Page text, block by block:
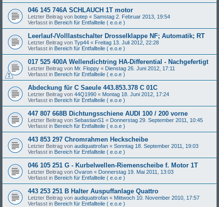
046 145 746A SCHLAUCH 1T motor
Letzter Beitrag von botep « Samstag 2. Februar 2013, 19:54
Verfasst in Bereich für Entfallteile ( e.o.e )
Leerlauf-/Volllastschalter Drosselklappe NF; Automatik; RT
Letzter Beitrag von Typ44 « Freitag 13. Juli 2012, 22:28
Verfasst in Bereich für Entfallteile ( e.o.e )
017 525 400A Wellendichtring HA-Differential - Nachgefertigt
Letzter Beitrag von Mr. Floppy « Dienstag 26. Juni 2012, 17:11
Verfasst in Bereich für Entfallteile ( e.o.e )
Abdeckung für C Saeule 443.853.378 C 01C
Letzter Beitrag von 44Q1990 « Montag 18. Juni 2012, 17:24
Verfasst in Bereich für Entfallteile ( e.o.e )
447 807 668B Dichtungsschiene AUDI 100 / 200 vorne
Letzter Beitrag von SebastianS1 « Donnerstag 29. September 2011, 10:45
Verfasst in Bereich für Entfallteile ( e.o.e )
443 853 297 Chromrahmen Heckscheibe
Letzter Beitrag von audiquattrofan « Sonntag 18. September 2011, 19:03
Verfasst in Bereich für Entfallteile ( e.o.e )
046 105 251 G - Kurbelwellen-Riemenscheibe f. Motor 1T
Letzter Beitrag von Ovaron « Donnerstag 19. Mai 2011, 13:03
Verfasst in Bereich für Entfallteile ( e.o.e )
443 253 251 B Halter Auspuffanlage Quattro
Letzter Beitrag von audiquattrofan « Mittwoch 10. November 2010, 17:57
Verfasst in Bereich für Entfallteile ( e.o.e )